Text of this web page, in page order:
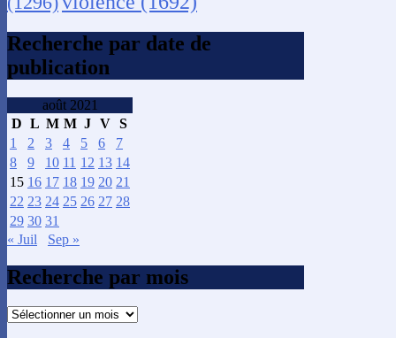
Recherche par date de
publication
août 2021
D L M M J V S
1
2 3 4 5 6
7
8
9 10 11 12 13 14
15 16 17 18 19 20 21
22 23 24 25 26 27 28
29 30 31
« Juil
Sep »
Recherche par mois
Recherche